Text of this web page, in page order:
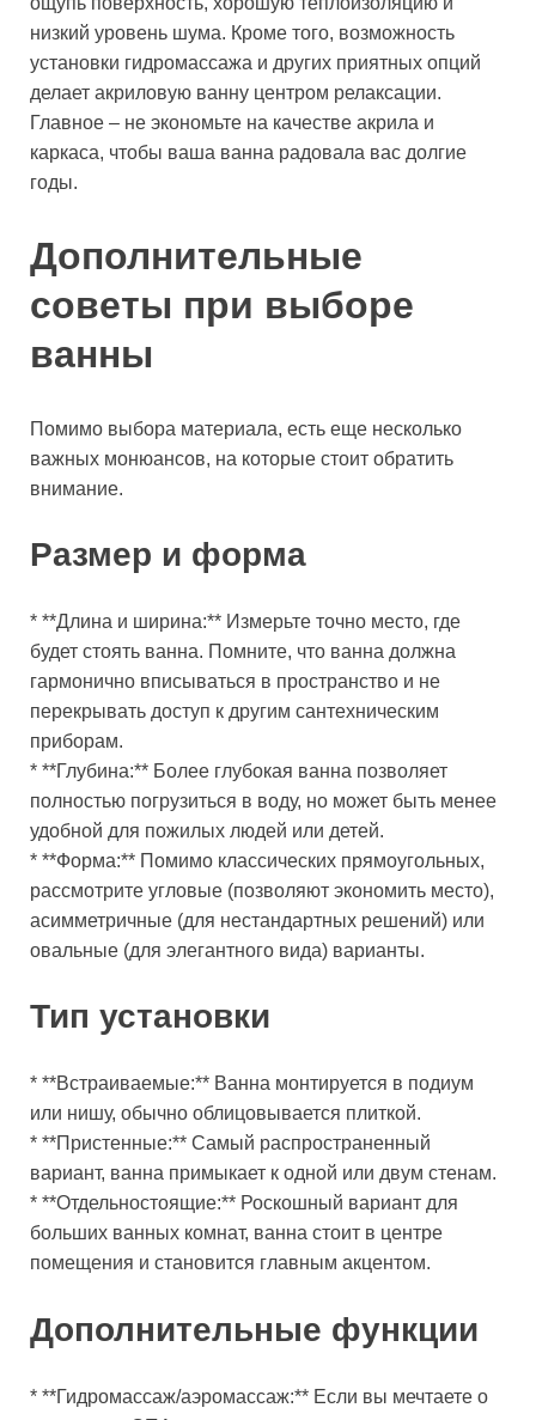
низкий уровень шума. Кроме того, возможность
установки гидромассажа и других приятных опций
делает акриловую ванну центром релаксации.
Главное – не экономьте на качестве акрила и
каркаса, чтобы ваша ванна радовала вас долгие
годы.
Дополнительные
советы при выборе
ванны
Помимо выбора материала, есть еще несколько
важных монюансов, на которые стоит обратить
внимание.
Размер и форма
* **Длина и ширина:** Измерьте точно место, где
будет стоять ванна. Помните, что ванна должна
гармонично вписываться в пространство и не
перекрывать доступ к другим сантехническим
приборам.
* **Глубина:** Более глубокая ванна позволяет
полностью погрузиться в воду, но может быть менее
удобной для пожилых людей или детей.
* **Форма:** Помимо классических прямоугольных,
рассмотрите угловые (позволяют экономить место),
асимметричные (для нестандартных решений) или
овальные (для элегантного вида) варианты.
Тип установки
* **Встраиваемые:** Ванна монтируется в подиум
или нишу, обычно облицовывается плиткой.
* **Пристенные:** Самый распространенный
вариант, ванна примыкает к одной или двум стенам.
* **Отдельностоящие:** Роскошный вариант для
больших ванных комнат, ванна стоит в центре
помещения и становится главным акцентом.
Дополнительные функции
* **Гидромассаж/аэромассаж:** Если вы мечтаете о